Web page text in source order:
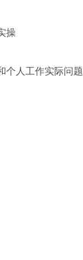
操
个人工作实际问题